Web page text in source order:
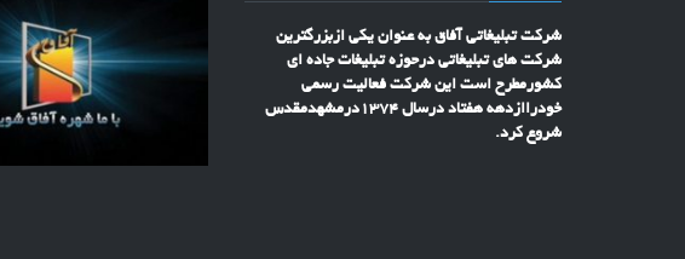
شرکت تبلیغاتی آفاق به عنوان یکی ازبزرگترین
شرکت های تبلیغاتی درحوزه تبلیغات جاده ای
کشورمطرح است این شرکت فعالیت رسمی
خودراازدهه هفتاد درسال 1374درمشهدمقدس
شروع کرد.